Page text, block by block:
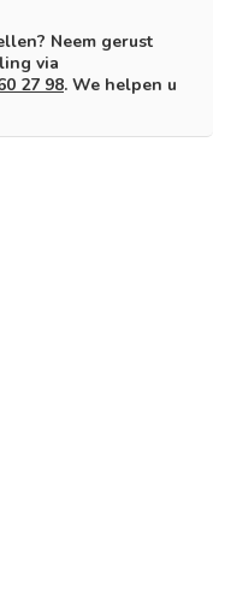
Neem gerust
via
27 98. We helpen u